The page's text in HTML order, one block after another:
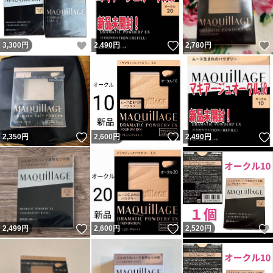
3,300 円 いいね！
2,490円 いいね！
2,780円
2,350円 いいね！
2,600 円 いいね！
2,490円
2,499円 いいね！
2,600 円 いいね！
2,520 円